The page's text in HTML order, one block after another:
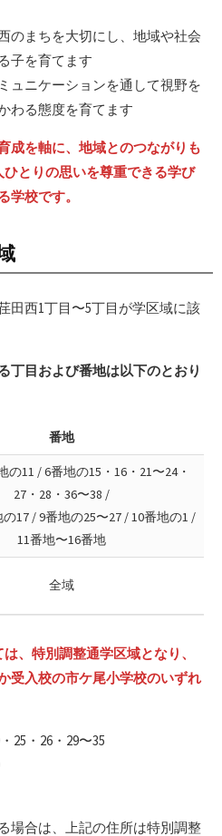
のまちを大切にし、地域や社会
子を育てます
ュニケーションを通して視野を
わる態度を育てます
成を軸に、地域とのつながりも
とりの思いを尊重できる学び
学校です。
田西1丁目〜5丁目が学区域に該
丁目および番地は以下のとおり
番地
の11 / 6番地の15・16・21〜24・
27・28・36〜38 /
17 / 9番地の25〜27 / 10番地の1 /
11番地〜16番地
全域
、特別調整通学区域となり、
受入校の市ケ尾小学校のいずれ
25・26・29〜35
場合は、上記の住所は特別調整